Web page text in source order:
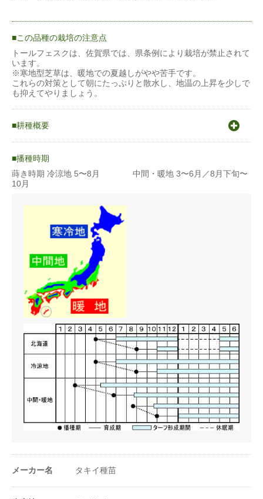
この品種の栽培の注意点
トールフェスクは、佐賀県では、県条例により栽培が禁止されて
います。
※寒地型芝草は、暖地での夏越しがやや苦手です。
これらの対策として朝にたっぷりと散水し、地温の上昇を少しで
も抑えてやりましょう。
耕種概要
単播
芝生用：30〜50g/m?／緑化用：15〜20g/m?
他草種との混播
30〜70％（重量比）
播種時期
蒔き時期 冷涼地 5〜8月 中間・暖地 3〜6月／8月下旬〜
10月
メーカー名 タキイ種苗